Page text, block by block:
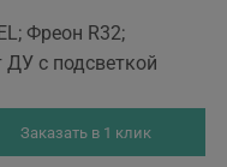
Фреон R32;
с подсветкой
Заказать в 1 клик